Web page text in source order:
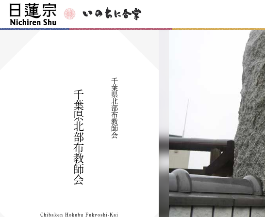
千葉県北部布教師会
千葉県北部布教師会
Chibaken Hokubu Fukyoshi-Kai